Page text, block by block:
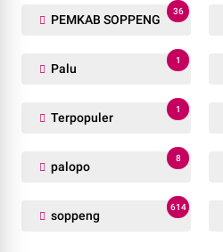
PEMKAB SOPPENG
36
Palu
1
Terpopuler
1
palopo
8
soppeng
614